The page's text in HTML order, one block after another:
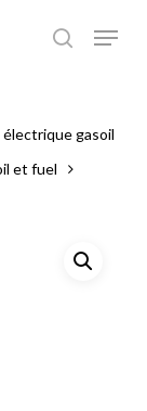
gasoil
et fuel